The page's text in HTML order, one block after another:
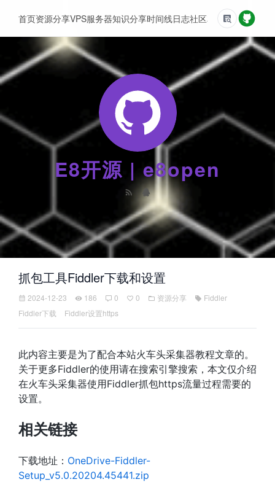
E8开源 | e8open
首页资源分享VPS服务器知识分享时间线日志社区友情链接
抓包工具Fiddler下载和设置
2024-12-23 186 0 0 资源分享
Fiddler
Fiddler下载
Fiddler设置https
此内容主要是为了配合本站火车头采集器教程文章的。
关于更多Fiddler的使用请在搜索引擎搜索，本文仅介绍
在火车头采集器使用Fiddler抓包https流量过程需要的
设置。
相关链接
下载地址： OneDrive-Fiddler-
Setup_v5.0.20204.45441.zip